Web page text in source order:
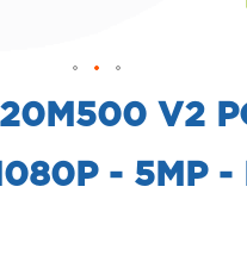
V2
- 5MP -